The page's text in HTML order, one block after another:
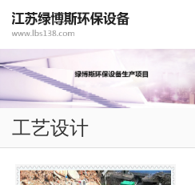
工艺设计